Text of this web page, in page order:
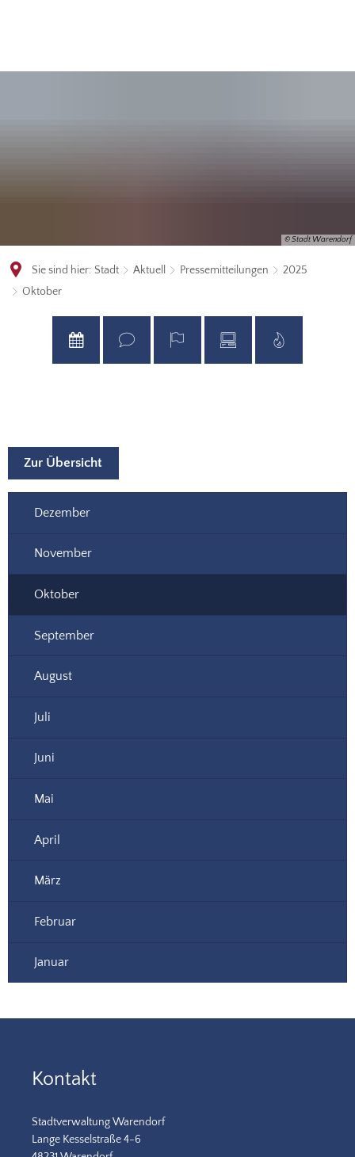
© Stadt Warendorf
Sie sind hier: Stadt Aktuell Pressemitteilungen
2025
Oktober
Zur Übersicht
Dezember
November
Oktober
September
August
Juli
Juni
Mai
April
März
Februar
Januar
Kontakt
Stadtverwaltung Warendorf
Lange Kesselstraße 4-6